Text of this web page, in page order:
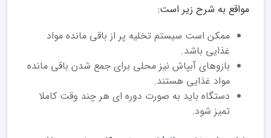
مواقع به شرح زیر است:
ممکن است سیستم تخلیه پر از باقی مانده مواد
غذایی باشد.
بازوهای آبپاش نیز محلی برای جمع شدن باقی مانده
مواد غذایی هستند.
دستگاه باید به صورت دوره ای هر چند وقت کاملا
تمیز شود.